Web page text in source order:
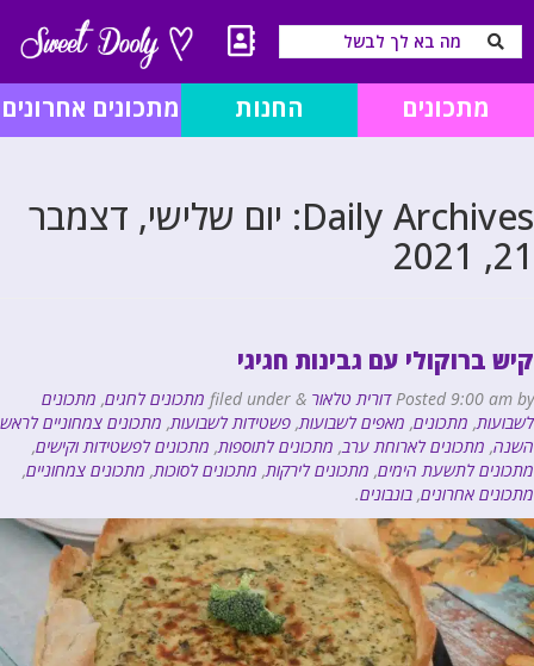
מתכונים החנות מתכונים אחרונים
Daily Archives: יום שלישי, דצמבר
21, 2021
קיש ברוקולי עם גבינות חגיגי
Posted9:00 am by דורית טלאור & מתכונים לחגים, מתכונים
לשבועות, מתכונים, מאפים לשבועות, פשטידות לשבועות, מתכונים צמחוניים לראש
השנה, מתכונים לארוחת ערב, מתכונים לתוספות, מתכונים לפשטידות וקישים,
מתכונים לתשעת הימים, מתכונים לירקות, מתכונים לסוכות, מתכונים צמחוניים,
מתכונים אחרונים, בונבונים.